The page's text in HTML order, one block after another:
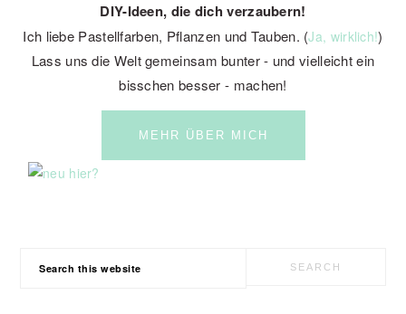
DIY-Ideen, die dich verzaubern!
Ich liebe Pastellfarben, Pflanzen und Tauben. (Ja, wirklich!)
Lass uns die Welt gemeinsam bunter - und vielleicht ein
bisschen besser - machen!
MEHR ÜBER MICH